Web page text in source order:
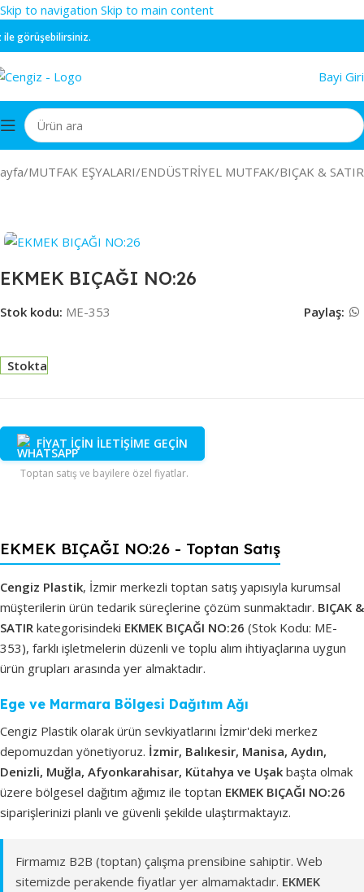
Skip to navigation Skip to main content
görüşebilirsiniz.
Bayi
/MUTFAK EŞYALARI/ENDÜSTRİYEL MUTFAK/BIÇAK & SATIR
EKMEK BIÇAĞI NO:26
Stok kodu: ME-353 Paylaş:
Stokta
FİYAT İÇİN İLETİŞİME GEÇİN
Toptan satış ve bayilere özel fiyatlar.
EKMEK BIÇAĞI NO:26 - Toptan Satış
Cengiz Plastik, İzmir merkezli toptan satış yapısıyla kurumsal
müşterilerin ürün tedarik süreçlerine çözüm sunmaktadır. BIÇAK &
SATIR kategorisindeki EKMEK BIÇAĞI NO:26 (Stok Kodu: ME-
353), farklı işletmelerin düzenli ve toplu alım ihtiyaçlarına uygun
ürün grupları arasında yer almaktadır.
Ege ve Marmara Bölgesi Dağıtım Ağı
Cengiz Plastik olarak ürün sevkiyatlarını İzmir'deki merkez
depomuzdan yönetiyoruz. İzmir, Balıkesir, Manisa, Aydın,
Denizli, Muğla, Afyonkarahisar, Kütahya ve Uşak başta olmak
üzere bölgesel dağıtım ağımız ile toptan EKMEK BIÇAĞI NO:26
siparişlerinizi planlı ve güvenli şekilde ulaştırmaktayız.
Firmamız B2B (toptan) çalışma prensibine sahiptir. Web
sitemizde perakende fiyatlar yer almamaktadır. EKMEK